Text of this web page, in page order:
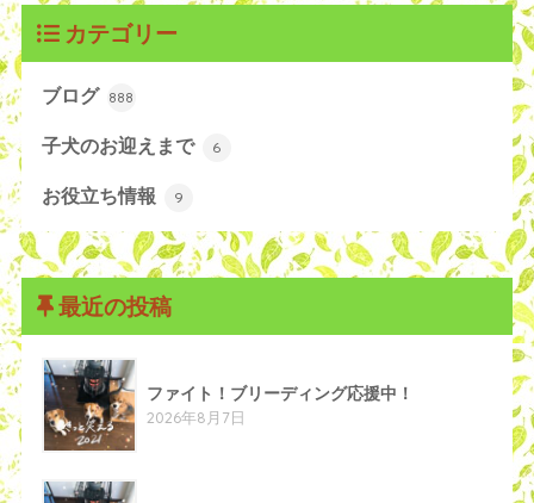
カテゴリー
ブログ 888
子犬のお迎えまで 6
お役立ち情報 9
最近の投稿
ファイト！ブリーディング応援中！
2026年8月7日